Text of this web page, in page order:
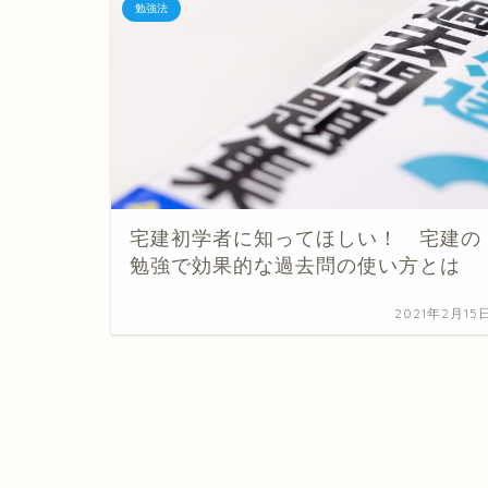
勉強法
宅建初学者に知ってほしい！ 宅建の
勉強で効果的な過去問の使い方とは
2021年2月15